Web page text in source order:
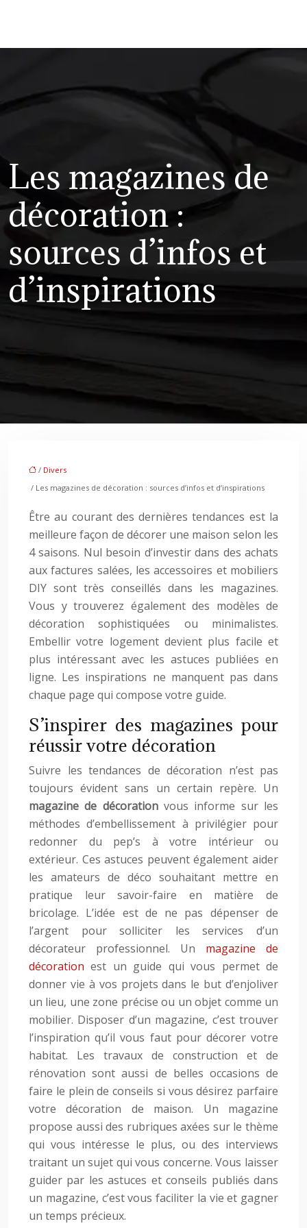
Les magazines de
décoration :
sources d’infos et
d’inspirations
/ Divers
/ Les magazines de décoration : sources d’infos et d’inspirations
Être au courant des dernières tendances est la
meilleure façon de décorer une maison selon les
4 saisons. Nul besoin d’investir dans des achats
aux factures salées, les accessoires et mobiliers
DIY sont très conseillés dans les magazines.
Vous y trouverez également des modèles de
décoration sophistiquées ou minimalistes.
Embellir votre logement devient plus facile et
plus intéressant avec les astuces publiées en
ligne. Les inspirations ne manquent pas dans
chaque page qui compose votre guide.
S’inspirer des magazines pour
réussir votre décoration
Suivre les tendances de décoration n’est pas
toujours évident sans un certain repère. Un
magazine de décorationvous informe sur les
méthodes d’embellissement à privilégier pour
redonner du pep’s à votre intérieur ou
extérieur. Ces astuces peuvent également aider
les amateurs de déco souhaitant mettre en
pratique leur savoir-faire en matière de
bricolage. L’idée est de ne pas dépenser de
l’argent pour solliciter les services d’un
décorateur professionnel. Un magazine de
décoration est un guide qui vous permet de
donner vie à vos projets dans le but d’enjoliver
un lieu, une zone précise ou un objet comme un
mobilier. Disposer d’un magazine, c’est trouver
l’inspiration qu’il vous faut pour décorer votre
habitat. Les travaux de construction et de
rénovation sont aussi de belles occasions de
faire le plein de conseils si vous désirez parfaire
votre décoration de maison. Un magazine
propose aussi des rubriques axées sur le thème
qui vous intéresse le plus, ou des interviews
traitant un sujet qui vous concerne. Vous laisser
guider par les astuces et conseils publiés dans
un magazine, c’est vous faciliter la vie et gagner
un temps précieux.